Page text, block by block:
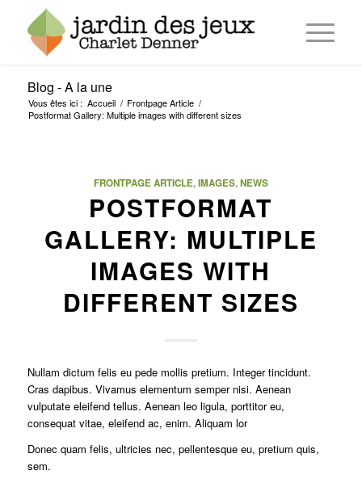
Blog - A la une
Vous êtes ici : Accueil / Frontpage Article /
Postformat Gallery: Multiple images with different sizes
FRONTPAGE ARTICLE,IMAGES,NEWS
POSTFORMAT
GALLERY: MULTIPLE
IMAGES WITH
DIFFERENT SIZES
Nullam dictum felis eu pede mollis pretium. Integer tincidunt.
Cras dapibus. Vivamus elementum semper nisi. Aenean
vulputate eleifend tellus. Aenean leo ligula, porttitor eu,
consequat vitae, eleifend ac, enim. Aliquam lor
Donec quam felis, ultricies nec, pellentesque eu, pretium quis,
sem.